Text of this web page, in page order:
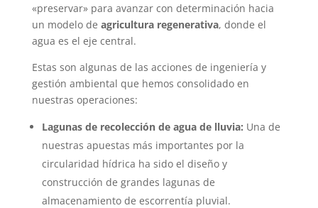
«preservar» para avanzar con determinación hacia
un modelo de agricultura regenerativa, donde el
agua es el eje central.
Estas son algunas de las acciones de ingeniería y
gestión ambiental que hemos consolidado en
nuestras operaciones:
Lagunas de recolección de agua de lluvia: Una de
nuestras apuestas más importantes por la
circularidad hídrica ha sido el diseño y
construcción de grandes lagunas de
almacenamiento de escorrentía pluvial.